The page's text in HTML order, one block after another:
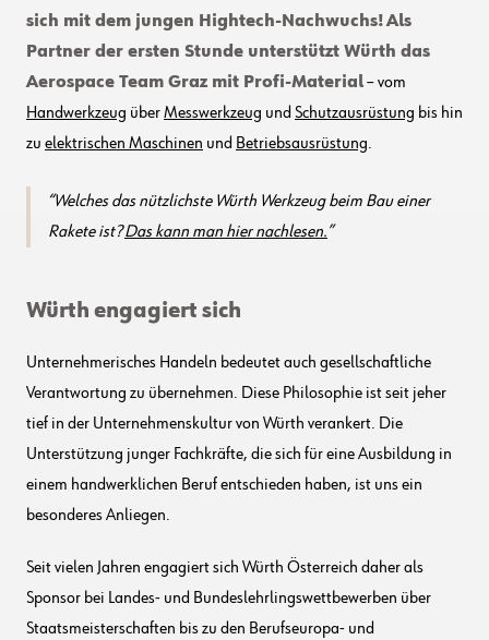
sich mit dem jungen Hightech-Nachwuchs!Als
Partner der ersten Stunde unterstützt Würth das
Aerospace Team Graz mit Profi-Material– vom
Handwerkzeug überMesswerkzeug und Schutzausrüstung bis hin
zu elektrischen Maschinen und Betriebsausrüstung.
Welches das nützlichste Würth Werkzeug beim Bau einer
Rakete ist?Das kann man hier nachlesen.
Würth engagiert sich
Unternehmerisches Handeln bedeutet auch gesellschaftliche
Verantwortung zu übernehmen. Diese Philosophie ist seit jeher
tief in der Unternehmenskultur von Würth verankert. Die
Unterstützung junger Fachkräfte, die sich für eine Ausbildung in
einem handwerklichen Beruf entschieden haben, ist uns ein
besonderes Anliegen.
Seit vielen Jahren engagiert sich Würth Österreich daher als
Sponsor bei Landes- und Bundeslehrlingswettbewerben über
Staatsmeisterschaften bis zu den Berufseuropa- und